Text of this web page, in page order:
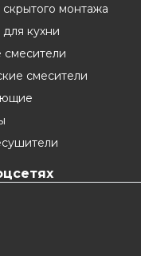
монтажа
кухни
смесители
смесители